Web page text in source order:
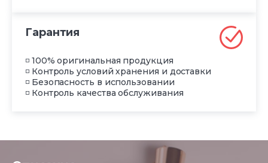
Гарантия
◽ 100% оригинальная продукция
◽ Контроль условий хранения и доставки
◽ Безопасность в использовании
◽ Контроль качества обслуживания